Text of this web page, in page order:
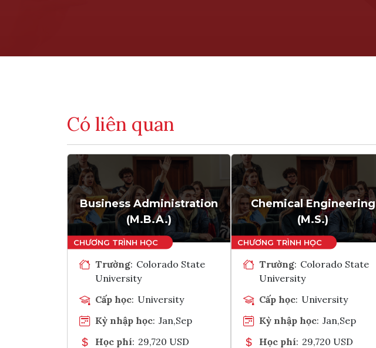
Có liên quan
Business Administration
(M.B.A.)
Trường: Colorado State
University
Cấp học: University
Kỳ nhập học: Jan,Sep
Học phí: 29,720 USD
Chemical Engineering
(M.S.)
Trường: Colorado State
University
Cấp học: University
Kỳ nhập học: Jan,Sep
Học phí: 29,720 USD